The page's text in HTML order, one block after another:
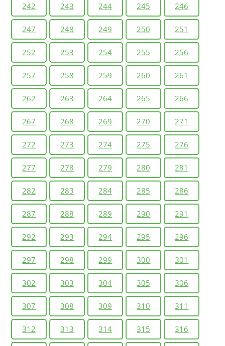
242 243 244 245 246
247 248 249 250 251
252 253 254 255 256
257 258 259 260 261
262 263 264 265 266
267 268 269 270 271
272 273 274 275 276
277 278 279 280 281
282 283 284 285 286
287 288 289 290 291
292 293 294 295 296
297 298 299 300 301
302 303 304 305 306
307 308 309 310 311
312 313 314 315 316